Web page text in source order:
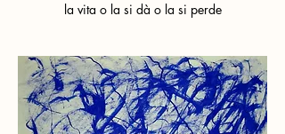
la vita o la si dà o la si perde